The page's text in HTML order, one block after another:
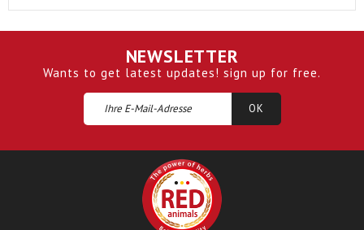
NEWSLETTER
Wants to get latest updates! sign up for free.